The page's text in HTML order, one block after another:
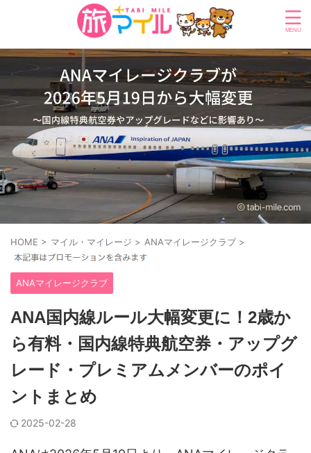
HOME > マイル・マイレージ > ANAマイレージクラブ >
ANAマイレージクラブ
ANA国内線ルール大幅変更に！2歳か
ら有料・国内線特典航空券・アップグ
レード・プレミアムメンバーのポイ
ントまとめ
2025-02-28